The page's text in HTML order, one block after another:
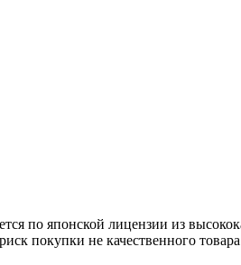
по японской лицензии из
покупки не качественного